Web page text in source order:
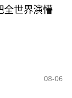
全世界演懵
08-06